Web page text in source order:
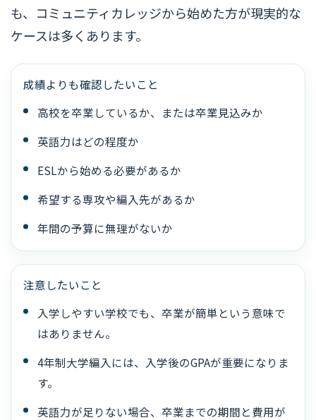
も、コミュニティカレッジから始めた方が現実的な
ケースは多くあります。
成績よりも確認したいこと
高校を卒業しているか、または卒業見込みか
英語力はどの程度か
ESLから始める必要があるか
希望する専攻や編入先があるか
年間の予算に無理がないか
注意したいこと
入学しやすい学校でも、卒業が簡単という意味で
はありません。
4年制大学編入には、入学後のGPAが重要になりま
す。
英語力が足りない場合、卒業までの期間と費用が